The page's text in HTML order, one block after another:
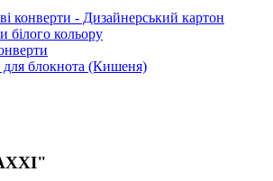
конверти - Дизайнерський картон
білого кольору
для блокнота (Кишеня)